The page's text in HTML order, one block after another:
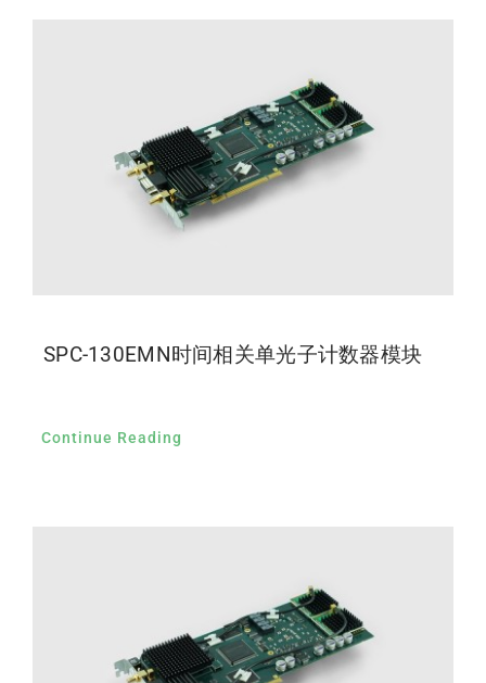
SPC-130EMN时间相关单光子计数器模块
Continue Reading